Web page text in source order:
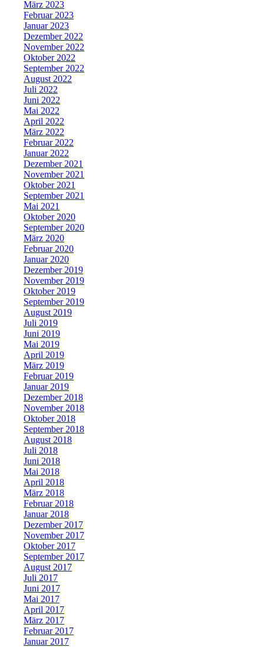
März 2023
Februar 2023
Januar 2023
Dezember 2022
November 2022
Oktober 2022
September 2022
August 2022
Juli 2022
Juni 2022
Mai 2022
April 2022
März 2022
Februar 2022
Januar 2022
Dezember 2021
November 2021
Oktober 2021
September 2021
Mai 2021
Oktober 2020
September 2020
März 2020
Februar 2020
Januar 2020
Dezember 2019
November 2019
Oktober 2019
September 2019
August 2019
Juli 2019
Juni 2019
Mai 2019
April 2019
März 2019
Februar 2019
Januar 2019
Dezember 2018
November 2018
Oktober 2018
September 2018
August 2018
Juli 2018
Juni 2018
Mai 2018
April 2018
März 2018
Februar 2018
Januar 2018
Dezember 2017
November 2017
Oktober 2017
September 2017
August 2017
Juli 2017
Juni 2017
Mai 2017
April 2017
März 2017
Februar 2017
Januar 2017